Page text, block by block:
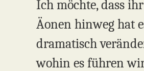
Ich möchte, dass
Äonen hinweg hat
dramatisch
wohin es führen